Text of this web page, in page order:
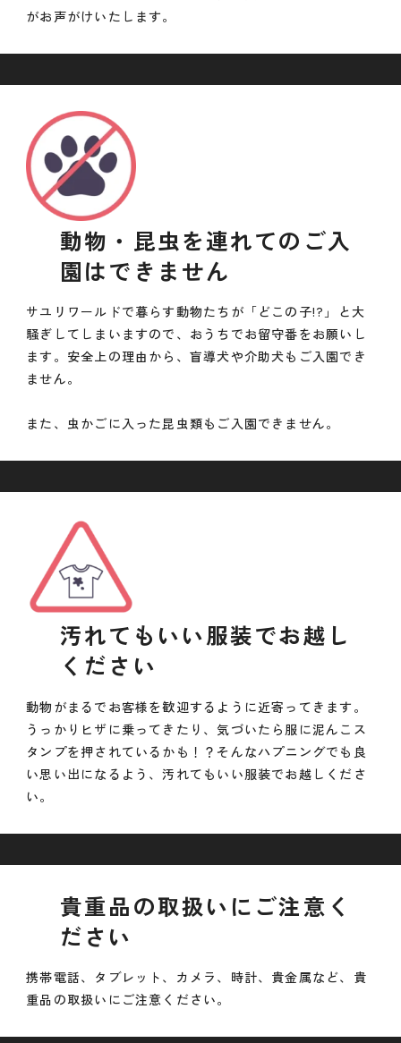
がお声がけいたします。
動物・昆虫を連れてのご入
園はできません
サユリワールドで暮らす動物たちが「どこの子!?」と大
騒ぎしてしまいますので、おうちでお留守番をお願いし
ます。安全上の理由から、盲導犬や介助犬もご入園でき
ません。
また、虫かごに入った昆虫類もご入園できません。
汚れてもいい服装でお越し
ください
動物がまるでお客様を歓迎するように近寄ってきます。
うっかりヒザに乗ってきたり、気づいたら服に泥んこス
タンプを押されているかも！？そんなハプニングでも良
い思い出になるよう、汚れてもいい服装でお越しくださ
い。
貴重品の取扱いにご注意く
ださい
携帯電話、タブレット、カメラ、時計、貴金属など、貴
重品の取扱いにご注意ください。